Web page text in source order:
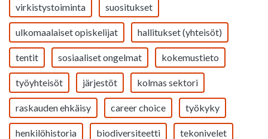
virkistystoiminta suositukset
ulkomaalaiset opiskelijat hallitukset (yhteisöt)
tentit sosiaaliset ongelmat kokemustieto
työyhteisöt järjestöt kolmas sektori
raskauden ehkäisy career choice työkyky
henkilöhistoria biodiversiteetti tekonivelet